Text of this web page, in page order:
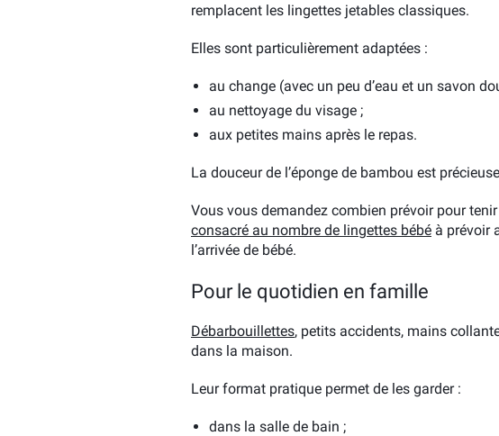
remplacent les lingettes jetables classiques.
Elles sont particulièrement adaptées :
au change (avec un peu d’eau et un savon
au nettoyage du visage ;
aux petites mains après le repas.
La douceur de l’éponge de bambou est
Vous vous demandez combien prévoir pour
consacré au nombre de lingettes bébé à prévoir
l’arrivée de bébé.
Pour le quotidien en famille
Débarbouillettes, petits accidents, mains
dans la maison.
Leur format pratique permet de les garder :
dans la salle de bain ;